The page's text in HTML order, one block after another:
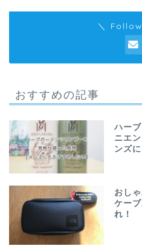
＼
おすすめの記事
ハー
ニエ
ンズ
おし
ケー
れ！